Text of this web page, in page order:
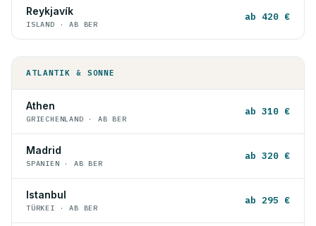
Reykjavík
ISLAND · AB BER
ab 420 €
ATLANTIK & SONNE
Athen
GRIECHENLAND · AB BER
ab 310 €
Madrid
SPANIEN · AB BER
ab 320 €
Istanbul
TÜRKEI · AB BER
ab 295 €